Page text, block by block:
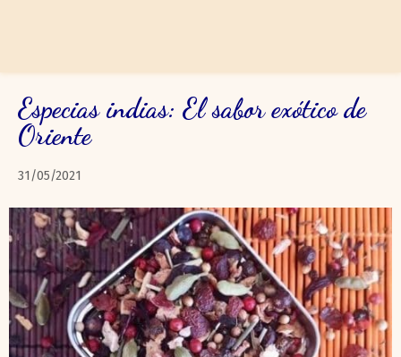
Especias indias: El sabor exótico de
Oriente
31/05/2021